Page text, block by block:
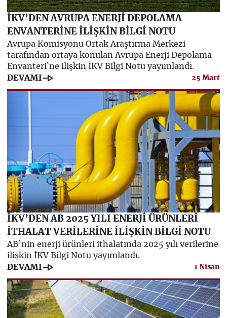
İKV’DEN AVRUPA ENERJİ DEPOLAMA
ENVANTERİNE İLİŞKİN BİLGİ NOTU
Avrupa Komisyonu Ortak Araştırma Merkezi
tarafından ortaya konulan Avrupa Enerji Depolama
Envanteri`ne ilişkin İKV Bilgi Notu yayımlandı.
DEVAMI line_end_arrow 25 Mart
İKV’DEN AB 2025 YILI ENERJİ ÜRÜNLERİ
İTHALAT VERİLERİNE İLİŞKİN BİLGİ NOTU
AB’nin enerji ürünleri ithalatında 2025 yılı verilerine
ilişkin İKV Bilgi Notu yayımlandı.
DEVAMI line_end_arrow 1 Nisan